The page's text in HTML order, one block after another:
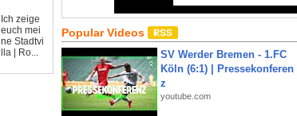
Ich zeige
euch mei
ne Stadtvi
lla | Ro...
Popular Videos
SV Werder Bremen - 1.FC
Köln (6:1) | Pressekonferen
z
youtube.com